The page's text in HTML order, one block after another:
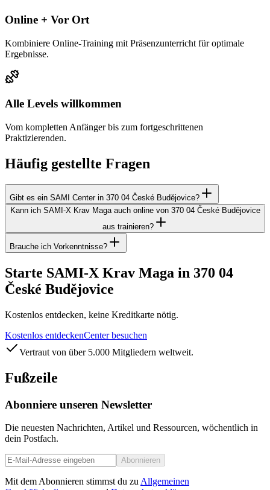
Online + Vor Ort
Kombiniere Online-Training mit Präsenzunterricht für optimale
Ergebnisse.
Alle Levels willkommen
Vom kompletten Anfänger bis zum fortgeschrittenen
Praktizierenden.
Häufig gestellte Fragen
Gibt es ein SAMI Center in 370 04 České Budějovice?
Kann ich SAMI-X Krav Maga auch online von 370 04 České Budějovice
aus trainieren?
Brauche ich Vorkenntnisse?
Starte SAMI-X Krav Maga in 370 04
České Budějovice
Kostenlos entdecken, keine Kreditkarte nötig.
Kostenlos entdeckenCenter besuchen
Vertraut von über 5.000 Mitgliedern weltweit.
Fußzeile
Abonniere unseren Newsletter
Die neuesten Nachrichten, Artikel und Ressourcen, wöchentlich in
dein Postfach.
Abonnieren
Mit dem Abonnieren stimmst du zu Allgemeinen